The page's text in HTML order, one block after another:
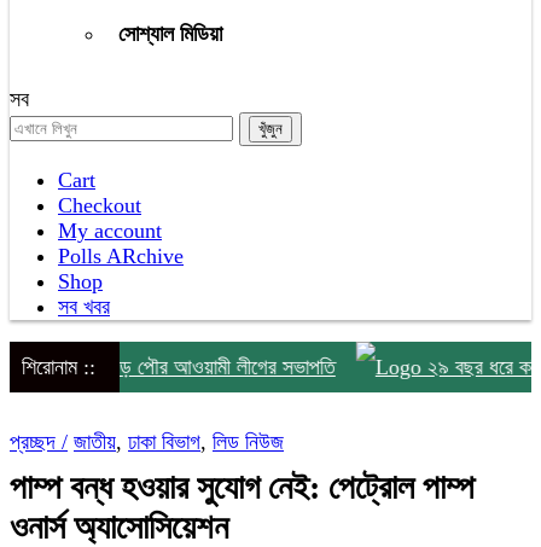
সোশ্যাল মিডিয়া
সব
Cart
Checkout
My account
Polls ARchive
Shop
সব খবর
শিরোনাম ::
পঞ্চগড় পৌর আওয়ামী লীগের সভাপতি ২৯ বছর ধরে কমিটি
প্রচ্ছদ / জাতীয়, ঢাকা বিভাগ, লিড নিউজ
পাম্প বন্ধ হওয়ার সুযোগ নেই: পেট্রোল পাম্প
ওনার্স অ্যাসোসিয়েশন